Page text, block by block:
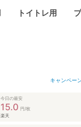
トイトレ用
キャンペー
今日の最安
15.0 円/枚
楽天